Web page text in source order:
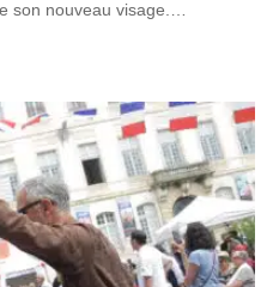
son nouveau visage.…